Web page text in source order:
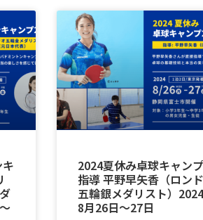
2024夏休み卓球キャンプ
指導 平野早矢香（ロン
五輪銀メダリスト）
8月26日〜27日